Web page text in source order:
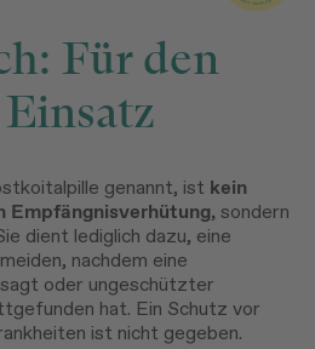
Für den
genannt, ist kein
Empfängnisverhütung, sondern
dient lediglich dazu, eine
nachdem eine
oder ungeschützter
hat. Ein Schutz vor
ist nicht gegeben.